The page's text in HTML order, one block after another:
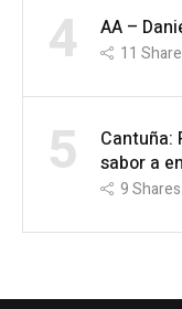
4 AA –
11
5
Cantuña:
sabor a
9Shares